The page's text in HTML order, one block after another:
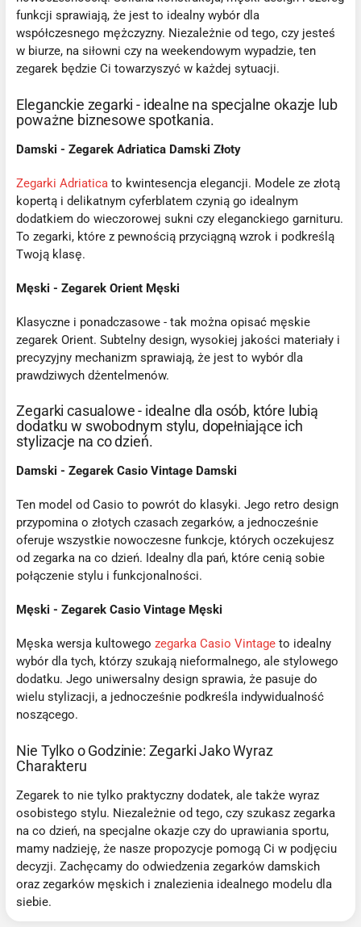
funkcji sprawiają, że jest to idealny wybór dla
współczesnego mężczyzny. Niezależnie od tego, czy jesteś
w biurze, na siłowni czy na weekendowym wypadzie, ten
zegarek będzie Ci towarzyszyć w każdej sytuacji.
Eleganckie zegarki - idealne na specjalne okazje lub
poważne biznesowe spotkania.
Damski - Zegarek Adriatica Damski Złoty
Zegarki Adriatica to kwintesencja elegancji. Modele ze złotą
kopertą i delikatnym cyferblatem czynią go idealnym
dodatkiem do wieczorowej sukni czy eleganckiego garnituru.
To zegarki, które z pewnością przyciągną wzrok i podkreślą
Twoją klasę.
Męski - Zegarek Orient Męski
Klasyczne i ponadczasowe - tak można opisać męskie
zegarek Orient. Subtelny design, wysokiej jakości materiały i
precyzyjny mechanizm sprawiają, że jest to wybór dla
prawdziwych dżentelmenów.
Zegarki casualowe - idealne dla osób, które lubią
dodatku w swobodnym stylu, dopełniające ich
stylizacje na co dzień.
Damski - Zegarek Casio Vintage Damski
Ten model od Casio to powrót do klasyki. Jego retro design
przypomina o złotych czasach zegarków, a jednocześnie
oferuje wszystkie nowoczesne funkcje, których oczekujesz
od zegarka na co dzień. Idealny dla pań, które cenią sobie
połączenie stylu i funkcjonalności.
Męski - Zegarek Casio Vintage Męski
Męska wersja kultowegozegarka Casio Vintage to idealny
wybór dla tych, którzy szukają nieformalnego, ale stylowego
dodatku. Jego uniwersalny design sprawia, że pasuje do
wielu stylizacji, a jednocześnie podkreśla indywidualność
noszącego.
Nie Tylko o Godzinie: Zegarki Jako Wyraz
Charakteru
Zegarek to nie tylko praktyczny dodatek, ale także wyraz
osobistego stylu. Niezależnie od tego, czy szukasz zegarka
na co dzień, na specjalne okazje czy do uprawiania sportu,
mamy nadzieję, że nasze propozycje pomogą Ci w podjęciu
decyzji. Zachęcamy do odwiedzenia zegarków damskich
oraz zegarków męskich i znalezienia idealnego modelu dla
siebie.